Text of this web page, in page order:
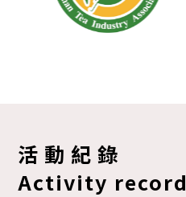
活動紀錄
Activity record